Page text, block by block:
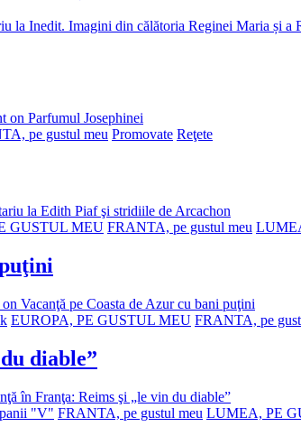
la Inedit. Imagini din călătoria Reginei Maria și a
on Parfumul Josephinei
pe gustul meu Promovate Reţete
la Edith Piaf şi stridiile de Arcachon
GUSTUL MEU FRANTA, pe gustul meu
on Vacanţă pe Coasta de Azur cu bani puţini
EUROPA, PE GUSTUL MEU FRANTA, pe
diable”
în Franţa: Reims şi „le vin du diable”
"V" FRANTA, pe gustul meu LUMEA, PE